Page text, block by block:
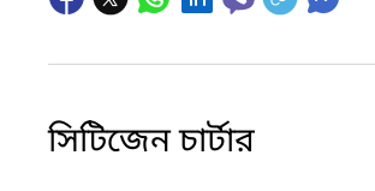
সিটিজেন চার্টার